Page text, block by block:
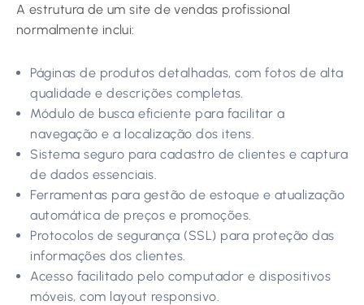
A estrutura de um site de vendas profissional
normalmente inclui:
Páginas de produtos detalhadas, com fotos de alta
qualidade e descrições completas.
Módulo de busca eficiente para facilitar a
navegação e a localização dos itens.
Sistema seguro para cadastro de clientes e captura
de dados essenciais.
Ferramentas para gestão de estoque e atualização
automática de preços e promoções.
Protocolos de segurança (SSL) para proteção das
informações dos clientes.
Acesso facilitado pelo computador e dispositivos
móveis, com layout responsivo.